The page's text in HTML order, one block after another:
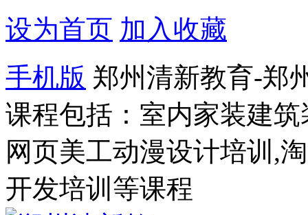
设为首页 加入收藏
手机版 郑州清新教育-郑
课程包括：室内家装建
网页美工动漫设计培训,
开发培训等课程